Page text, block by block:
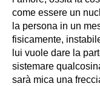
come essere un
la persona in un
fisicamente,
lui vuole dare la
sistemare
sarà mica una